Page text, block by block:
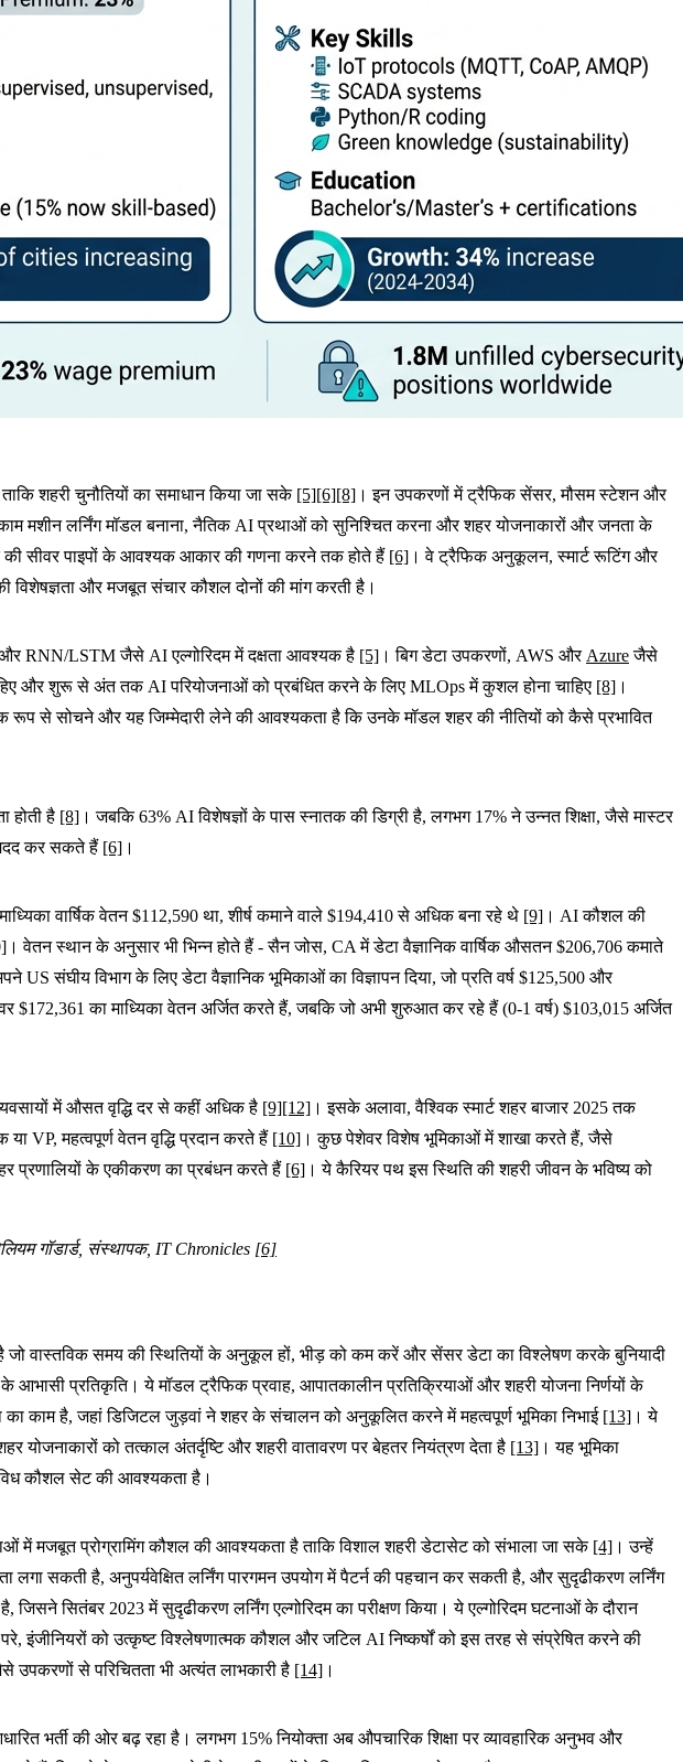
शहरी चुनौतियों का समाधान किया जा सके [5][6][8] । इन उपकरणों में ट्रैफिक सेंसर, मौसम स्टेशन और
मशीन लर्निंग मॉडल बनाना, नैतिक AI प्रथाओं को सुनिश्चित करना और शहर योजनाकारों और जनता के
सीवर पाइपों के आवश्यक आकार की गणना करने तक होते हैं [6] । वे ट्रैफिक अनुकूलन, स्मार्ट रूटिंग और
विशेषज्ञता और मजबूत संचार कौशल दोनों की मांग करती है।
RNN/LSTM जैसे AI एल्गोरिदम में दक्षता आवश्यक है [5] । बिग डेटा उपकरणों, AWS और Azureजैसे
और शुरू से अंत तक AI परियोजनाओं को प्रबंधित करने के लिए MLOps में कुशल होना चाहिए [8] ।
रूप से सोचने और यह जिम्मेदारी लेने की आवश्यकता है कि उनके मॉडल शहर की नीतियों को कैसे प्रभावित
होती है [8] । जबकि 63% AI विशेषज्ञों के पास स्नातक की डिग्री है, लगभग 17% ने उन्नत शिक्षा, जैसे मास्टर
कर सकते हैं [6] ।
वार्षिक वेतन $112,590 था, शीर्ष कमाने वाले $194,410 से अधिक बना रहे थे [9] । AI कौशल की
। वेतन स्थान के अनुसार भी भिन्न होते हैं - सैन जोस, CA में डेटा वैज्ञानिक वार्षिक औसतन $206,706 कमाते
US संघीय विभाग के लिए डेटा वैज्ञानिक भूमिकाओं का विज्ञापन दिया, जो प्रति वर्ष $125,500 और
$172,361 का माध्यिका वेतन अर्जित करते हैं, जबकि जो अभी शुरुआत कर रहे हैं (0-1 वर्ष) $103,015 अर्जित
में औसत वृद्धि दर से कहीं अधिक है [9][12] । इसके अलावा, वैश्विक स्मार्ट शहर बाजार 2025 तक
VP, महत्वपूर्ण वेतन वृद्धि प्रदान करते हैं [10] । कुछ पेशेवर विशेष भूमिकाओं में शाखा करते हैं, जैसे
प्रणालियों के एकीकरण का प्रबंधन करते हैं [6] । ये कैरियर पथ इस स्थिति की शहरी जीवन के भविष्य को
गॉडार्ड, संस्थापक, IT Chronicles [6]
जो वास्तविक समय की स्थितियों के अनुकूल हों, भीड़ को कम करें और सेंसर डेटा का विश्लेषण करके बुनियादी
प्रतिकृति। ये मॉडल ट्रैफिक प्रवाह, आपातकालीन प्रतिक्रियाओं और शहरी योजना निर्णयों के
काम है, जहां डिजिटल जुड़वां ने शहर के संचालन को अनुकूलित करने में महत्वपूर्ण भूमिका निभाई [13] । ये
को तत्काल अंतर्दृष्टि और शहरी वातावरण पर बेहतर नियंत्रण देता है [13] । यह भूमिका
कौशल सेट की आवश्यकता है।
में मजबूत प्रोग्रामिंग कौशल की आवश्यकता है ताकि विशाल शहरी डेटासेट को संभाला जा सके [4] । उन्हें
लगा सकती है, अनुपर्यवेक्षित लर्निंग पारगमन उपयोग में पैटर्न की पहचान कर सकती है, और सुदृढीकरण लर्निंग
जिसने सितंबर 2023 में सुदृढीकरण लर्निंग एल्गोरिदम का परीक्षण किया। ये एल्गोरिदम घटनाओं के दौरान
इंजीनियरों को उत्कृष्ट विश्लेषणात्मक कौशल और जटिल AI निष्कर्षों को इस तरह से संप्रेषित करने की
उपकरणों से परिचितता भी अत्यंत लाभकारी है [14] ।
भर्ती की ओर बढ़ रहा है। लगभग 15% नियोक्ता अब औपचारिक शिक्षा पर व्यावहारिक अनुभव और